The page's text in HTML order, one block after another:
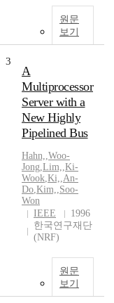
원문
보기
3
A
Multiprocessor
Server with a
New Highly
Pipelined Bus
Hahn,,Woo-
Jong,Lim,,Ki-
Wook,Ki,,An-
Do,Kim,,Soo-
Won
IEEE
1996
한국연구재단
(NRF)
원문
보기